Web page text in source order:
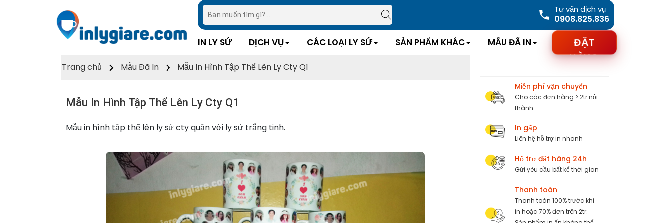
Tư vấn dịch vụ
0908.825.836
IN LY SỨ DỊCH VỤ CÁC LOẠI LY SỨ SẢN PHẨM KHÁC MẪU ĐÃ IN BLOGĐẶT
HÀNG
Trang chủ Mẫu Đã In Mẫu In Hình Tập Thể Lên Ly Cty Q1
Mẫu In Hình Tập Thể Lên Ly Cty Q1
Mẫu in hình tập thể lên ly sứ cty quận với ly sứ trắng tinh.
Miễn phí vận chuyển
Cho các đơn hàng > 2tr nội
thành
In gấp
Liên hệ hỗ trợ in nhanh
Hổ trợ đặt hàng 24h
Gửi yêu cầu bất kể thời gian
Thanh toán
Thanh toán 100% trước khi
in hoặc 70% đơn trên 2tr.